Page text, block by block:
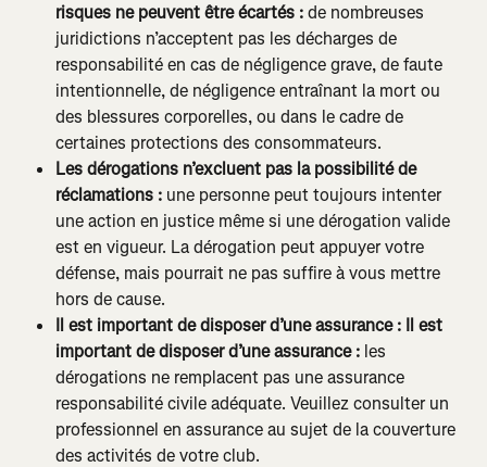
risques ne peuvent être écartés : de nombreuses
juridictions n’acceptent pas les décharges de
responsabilité en cas de négligence grave, de faute
intentionnelle, de négligence entraînant la mort ou
des blessures corporelles, ou dans le cadre de
certaines protections des consommateurs.
Les dérogations n’excluent pas la possibilité de
réclamations : une personne peut toujours intenter
une action en justice même si une dérogation valide
est en vigueur. La dérogation peut appuyer votre
défense, mais pourrait ne pas suffire à vous mettre
hors de cause.
Il est important de disposer d’une assurance : Il est
important de disposer d’une assurance : les
dérogations ne remplacent pas une assurance
responsabilité civile adéquate. Veuillez consulter un
professionnel en assurance au sujet de la couverture
des activités de votre club.